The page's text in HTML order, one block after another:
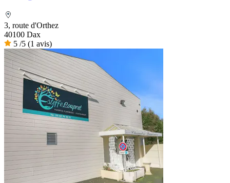
3, route d'Orthez
40100 Dax
5 /5 (1 avis)